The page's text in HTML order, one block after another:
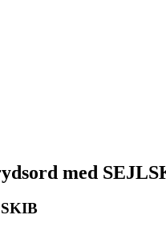
med